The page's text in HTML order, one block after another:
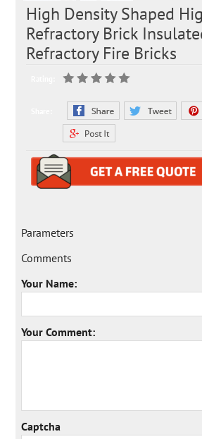
High Density Shaped
Refractory Brick
Refractory Fire Bricks
Parameters
Comments
Your Name:
Your Comment:
Captcha